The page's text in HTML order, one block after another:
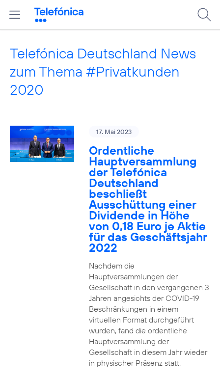
Telefónica Deutschland News
zum Thema #Privatkunden
2020
17. Mai 2023
Ordentliche
Hauptversammlung
der Telefónica
Deutschland
beschließt
Ausschüttung einer
Dividende in Höhe
von 0,18 Euro je Aktie
für das Geschäftsjahr
2022
Nachdem die
Hauptversammlungen der
Gesellschaft in den vergangenen 3
Jahren angesichts der COVID-19
Beschränkungen in einem
virtuellen Format durchgeführt
wurden, fand die ordentliche
Hauptversammlung der
Gesellschaft in diesem Jahr wieder
in physischer Präsenz statt.